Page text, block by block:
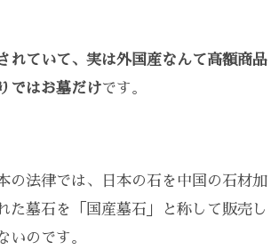
れていて、実は外国産なんて高額商品
ではお墓だけです。
の法律では、日本の石を中国の石材加
た墓石を「国産墓石」と称して販売し
いのです。